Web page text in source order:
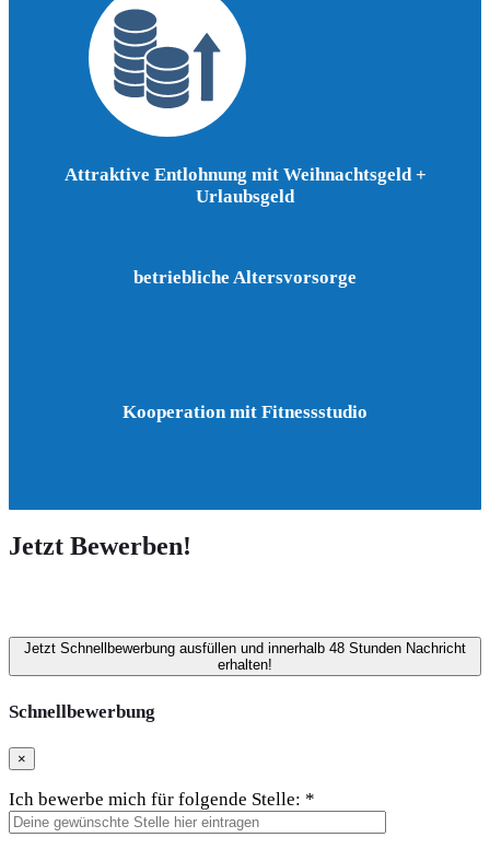
Attraktive Entlohnung mit Weihnachtsgeld +
Urlaubsgeld
betriebliche Altersvorsorge
Kooperation mit Fitnessstudio
Jetzt Bewerben!
Jetzt Schnellbewerbung ausfüllen und innerhalb 48 Stunden Nachricht
erhalten!
Schnellbewerbung
×
Ich bewerbe mich für folgende Stelle: *